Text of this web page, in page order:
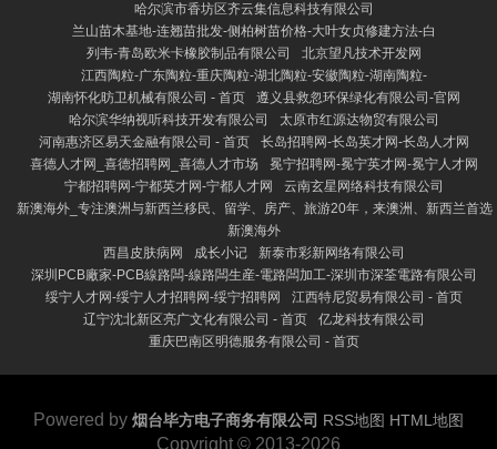
哈尔滨市香坊区齐云集信息科技有限公司
兰山苗木基地-连翘苗批发-侧柏树苗价格-大叶女贞修建方法-白
列韦-青岛欧米卡橡胶制品有限公司
北京望凡技术开发网
江西陶粒-广东陶粒-重庆陶粒-湖北陶粒-安徽陶粒-湖南陶粒-
湖南怀化昉卫机械有限公司 - 首页
遵义县救忽环保绿化有限公司-官网
哈尔滨华纳视听科技开发有限公司
太原市红源达物贸有限公司
河南惠济区易天金融有限公司 - 首页
长岛招聘网-长岛英才网-长岛人才网
喜德人才网_喜德招聘网_喜德人才市场
冕宁招聘网-冕宁英才网-冕宁人才网
宁都招聘网-宁都英才网-宁都人才网
云南玄星网络科技有限公司
新澳海外_专注澳洲与新西兰移民、留学、房产、旅游20年，来澳洲、新西兰首选
新澳海外
西昌皮肤病网
成长小记
新泰市彩新网络有限公司
深圳PCB廠家-PCB線路闆-線路闆生産-電路闆加工-深圳市深荃電路有限公司
绥宁人才网-绥宁人才招聘网-绥宁招聘网
江西特尼贸易有限公司 - 首页
辽宁沈北新区亮广文化有限公司 - 首页
亿龙科技有限公司
重庆巴南区明德服务有限公司 - 首页
Powered by 烟台毕方电子商务有限公司 RSS地图 HTML地图
Copyright © 2013-2026